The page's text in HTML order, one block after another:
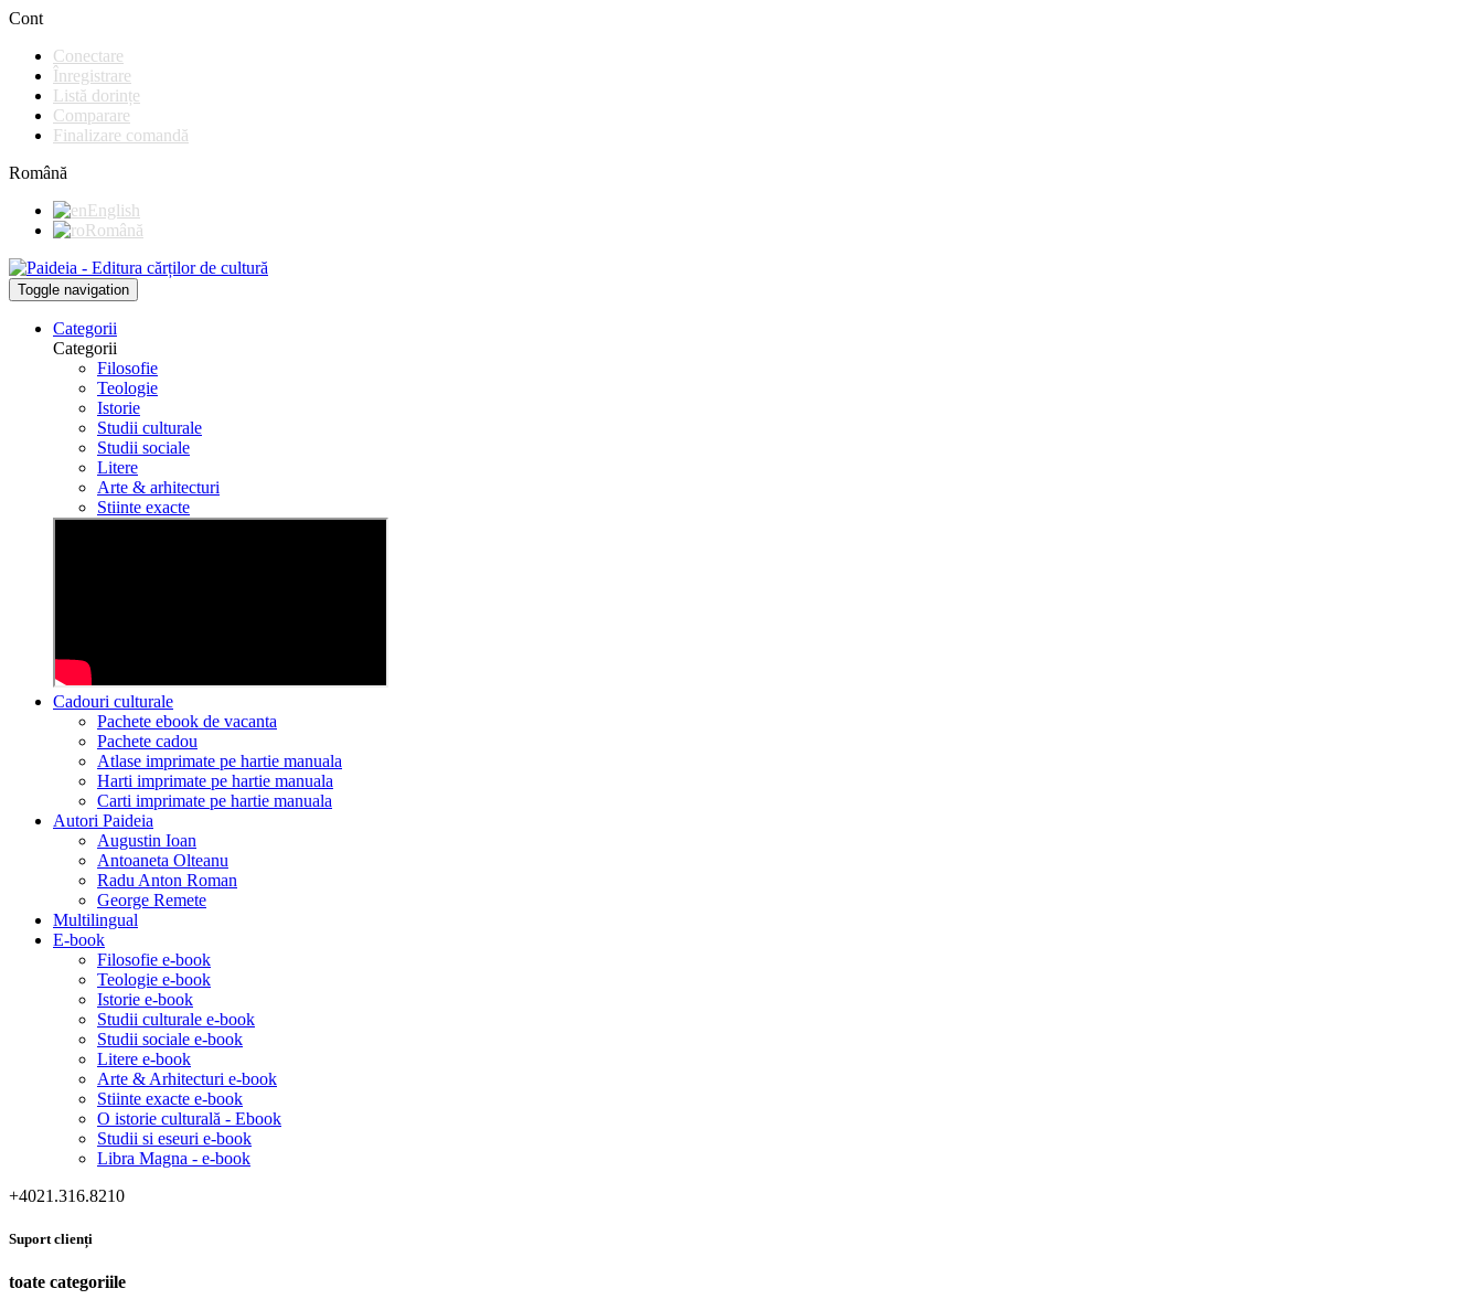
Cont
Conectare
Înregistrare
Listă dorințe
Comparare
Finalizare comandă
Română
English
Română
Toggle navigation
Categorii
Categorii
Filosofie
Teologie
Istorie
Studii culturale
Studii sociale
Litere
Arte & arhitecturi
Stiinte exacte
Cadouri culturale
Pachete ebook de vacanta
Pachete cadou
Atlase imprimate pe hartie manuala
Harti imprimate pe hartie manuala
Carti imprimate pe hartie manuala
Autori Paideia
Augustin Ioan
Antoaneta Olteanu
Radu Anton Roman
George Remete
Multilingual
E-book
Filosofie e-book
Teologie e-book
Istorie e-book
Studii culturale e-book
Studii sociale e-book
Litere e-book
Arte & Arhitecturi e-book
Stiinte exacte e-book
O istorie culturală - Ebook
Studii si eseuri e-book
Libra Magna - e-book
+4021.316.8210
Suport clienți
toate categoriile